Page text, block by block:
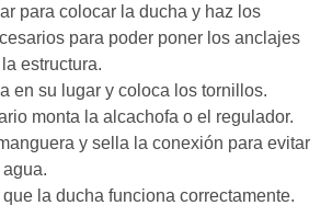
para colocar la ducha y haz los
para poder poner los anclajes
estructura.
en su lugar y coloca los tornillos.
monta la alcachofa o el regulador.
y sella la conexión para evitar
la ducha funciona correctamente.